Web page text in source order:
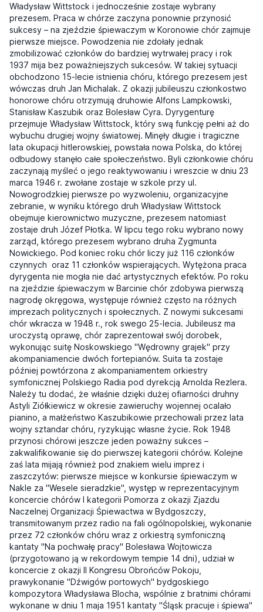
Władysław Wittstock i jednocześnie zostaje wybrany
prezesem. Praca w chórze zaczyna ponownie przynosić
sukcesy – na zjeździe śpiewaczym w Koronowie chór zajmuje
pierwsze miejsce. Powodzenia nie zdołały jednak
zmobilizować członków do bardziej wytrwałej pracy i rok
1937 mija bez poważniejszych sukcesów. W takiej sytuacji
obchodzono 15-lecie istnienia chóru, którego prezesem jest
wówczas druh Jan Michalak. Z okazji jubileuszu członkostwo
honorowe chóru otrzymują druhowie Alfons Lampkowski,
Stanisław Kaszubik oraz Bolesław Cyra. Dyrygenturę
przejmuje Władysław Wittstock, który swą funkcję pełni aż do
wybuchu drugiej wojny światowej. Minęły długie i tragiczne
lata okupacji hitlerowskiej, powstała nowa Polska, do której
odbudowy stanęło całe społeczeństwo. Byli członkowie chóru
zaczynają myśleć o jego reaktywowaniu i wreszcie w dniu 23
marca 1946 r. zwołane zostaje w szkole przy ul.
Nowogrodzkiej pierwsze po wyzwoleniu, organizacyjne
zebranie, w wyniku którego druh Władysław Wittstock
obejmuje kierownictwo muzyczne, prezesem natomiast
zostaje druh Józef Płotka. W lipcu tego roku wybrano nowy
zarząd, którego prezesem wybrano druha Zygmunta
Nowickiego. Pod koniec roku chór liczy już 116 członków
czynnych oraz 11 członków wspierających. Wytężona praca
dyrygenta nie mogła nie dać artystycznych efektów. Po roku
na zjeździe śpiewaczym w Barcinie chór zdobywa pierwszą
nagrodę okręgowa, występuje również często na różnych
imprezach politycznych i społecznych. Z nowymi sukcesami
chór wkracza w 1948 r., rok swego 25-lecia. Jubileusz ma
uroczystą oprawę, chór zaprezentował swój dorobek,
wykonując suitę Noskowskiego "Wędrowny grajek" przy
akompaniamencie dwóch fortepianów. Suita ta zostaje
później powtórzona z akompaniamentem orkiestry
symfonicznej Polskiego Radia pod dyrekcją Arnolda Rezlera.
Należy tu dodać, że właśnie dzięki dużej ofiarności druhny
Astyli Ziółkiewicz w okresie zawieruchy wojennej ocalało
pianino, a małżeństwo Kaszubikowie przechowali przez lata
wojny sztandar chóru, ryzykując własne życie. Rok 1948
przynosi chórowi jeszcze jeden poważny sukces –
zakwalifikowanie się do pierwszej kategorii chórów. Kolejne
zaś lata mijają również pod znakiem wielu imprez i
zaszczytów: pierwsze miejsce w konkursie śpiewaczym w
Nakle za "Wesele sieradzkie", występ w reprezentacyjnym
koncercie chórów I kategorii Pomorza z okazji Zjazdu
Naczelnej Organizacji Śpiewactwa w Bydgoszczy,
transmitowanym przez radio na fali ogólnopolskiej, wykonanie
przez 72 członków chóru wraz z orkiestrą symfoniczną
kantaty "Na pochwałę pracy" Bolesława Wojtowicza
(przygotowano ją w rekordowym tempie 14 dni), udział w
koncercie z okazji II Kongresu Obrońców Pokoju,
prawykonanie "Dźwigów portowych" bydgoskiego
kompozytora Władysława Blocha, wspólnie z bratnimi chórami
wykonane w dniu 1 maja 1951 kantaty "Śląsk pracuje i śpiewa"